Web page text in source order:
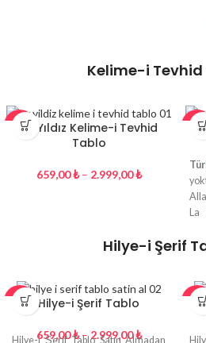
Kelime-i
-27%
Ay Yıldız Kelime-i Tevhid
Tablo
659,00₺ – 2.999,00₺
-26%
Hilye-i Şerif
-27% Hilye-i Şerif Tablo
659,00₺ –2.999,00₺
Hilye-i Şerif Tablo Satın Almadan
-27%